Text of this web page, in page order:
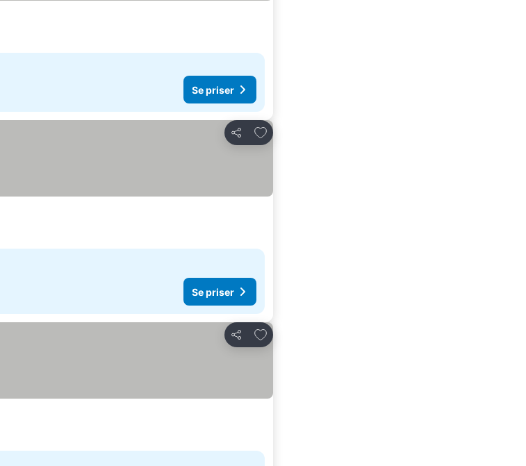
Se priser
Dela
Lägg till i Mina Favoriter
Se priser
Dela
Lägg till i Mina Favoriter